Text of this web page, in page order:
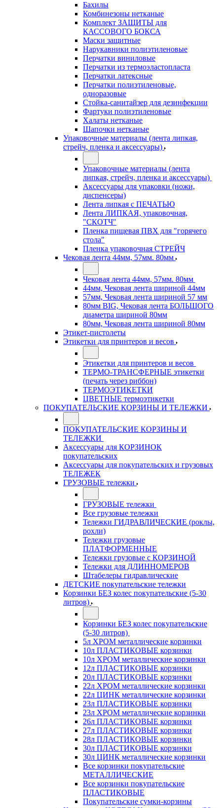
Бахилы
Комбинезоны нетканые
Комплект ЗАЩИТЫ для
КАССОВОГО БОКСА
Маски защитные
Нарукавники полиэтиленовые
Перчатки виниловые
Перчатки из термоэластопласта
Перчатки латексные
Перчатки полиэтиленовые,
одноразовые
Стойка-санитайзер для дезинфекции
Фартуки полиэтиленовые
Халаты нетканые
Шапочки нетканые
Упаковочные материалы (лента липкая,
стрейч, пленка и аксессуары)
Упаковочные материалы (лента
липкая, стрейч, пленка и аксессуары)
Аксессуары для упаковки (ножи,
диспенсеры)
Лента липкая с ПЕЧАТЬЮ
Лента ЛИПКАЯ, упаковочная,
"СКОТЧ"
Пленка пищевая ПВХ для "горячего
стола"
Пленка упаковочная СТРЕЙЧ
Чековая лента 44мм, 57мм. 80мм
Чековая лента 44мм, 57мм. 80мм
44мм, Чековая лента шириной 44мм
57мм, Чековая лента шириной 57 мм
80мм BIG, Чековая лента БОЛЬШОГО
диаметра шириной 80мм
80мм, Чековая лента шириной 80мм
Этикет-пистолеты
Этикетки для принтеров и весов
Этикетки для принтеров и весов
ТЕРМО-ТРАНСФЕРНЫЕ этикетки
(печать через риббон)
ТЕРМОЭТИКЕТКИ
ЦВЕТНЫЕ термоэтикетки
ПОКУПАТЕЛЬСКИЕ КОРЗИНЫ И ТЕЛЕЖКИ
ПОКУПАТЕЛЬСКИЕ КОРЗИНЫ И
ТЕЛЕЖКИ
Аксессуары для КОРЗИНОК
покупательских
Аксессуары для покупательских и грузовых
ТЕЛЕЖЕК
ГРУЗОВЫЕ тележки
ГРУЗОВЫЕ тележки
Все грузовые тележки
Тележки ГИДРАВЛИЧЕСКИЕ (роклы,
рохли)
Тележки грузовые
ПЛАТФОРМЕННЫЕ
Тележки грузовые с КОРЗИНОЙ
Тележки для ДЛИННОМЕРОВ
Штабелеры гидравлические
ДЕТСКИЕ покупательские тележки
Корзинки БЕЗ колес покупательские (5-30
литров)
Корзинки БЕЗ колес покупательские
(5-30 литров)
5л ХРОМ металлические корзинки
10л ПЛАСТИКОВЫЕ корзинки
10л ХРОМ металлические корзинки
12л ПЛАСТИКОВЫЕ корзинки
20л ПЛАСТИКОВЫЕ корзинки
22л ХРОМ металлические корзинки
22л ЦИНК металлические корзинки
23л ПЛАСТИКОВЫЕ корзинки
23л ХРОМ металлические корзинки
26л ПЛАСТИКОВЫЕ корзинки
27л ПЛАСТИКОВЫЕ корзинки
28л ПЛАСТИКОВЫЕ корзинки
30л ПЛАСТИКОВЫЕ корзинки
30л ЦИНК металлические корзинки
Все корзинки покупательские
МЕТАЛЛИЧЕСКИЕ
Все корзинки покупательские
ПЛАСТИКОВЫЕ
Покупательские сумки-корзины